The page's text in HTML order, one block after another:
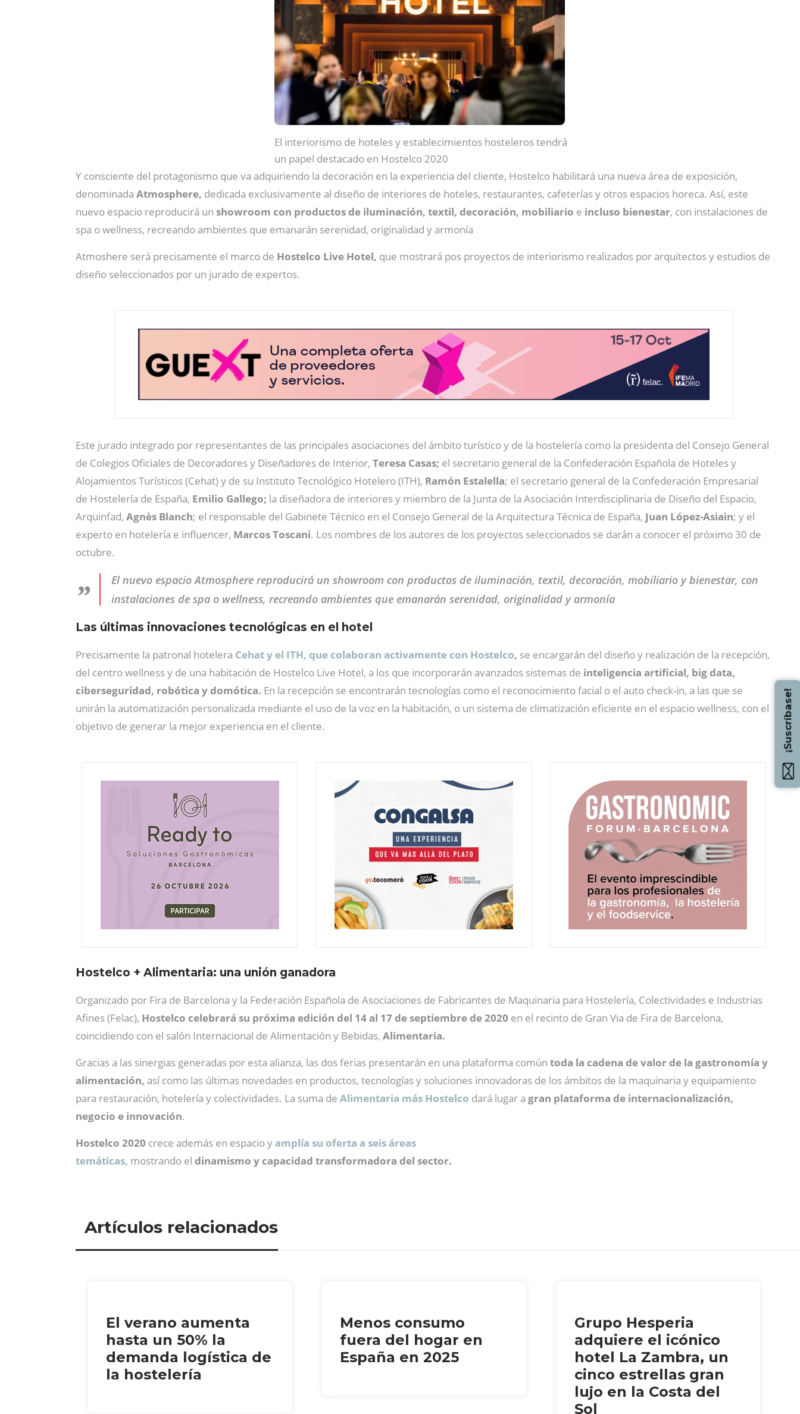
El interiorismo de hoteles y establecimientos hosteleros tendrá
un papel destacado en Hostelco 2020
Y consciente del protagonismo que va adquiriendo la decoración en la experiencia del cliente, Hostelco habilitará una nueva área de exposición,
denominada Atmosphere, dedicada exclusivamente al diseño de interiores de hoteles, restaurantes, cafeterías y otros espacios horeca. Así, este
nuevo espacio reproducirá un showroom con productos de iluminación, textil, decoración, mobiliario e incluso bienestar, con instalaciones de
spa o wellness, recreando ambientes que emanarán serenidad, originalidad y armonía
Atmoshere será precisamente el marco de Hostelco Live Hotel, que mostrará pos proyectos de interiorismo realizados por arquitectos y estudios de
diseño seleccionados por un jurado de expertos.
Este jurado integrado por representantes de las principales asociaciones del ámbito turístico y de la hostelería como la presidenta del Consejo General
de Colegios Oficiales de Decoradores y Diseñadores de Interior, Teresa Casas; el secretario general de la Confederación Española de Hoteles y
Alojamientos Turísticos (Cehat) y de su Instituto Tecnológico Hotelero (ITH), Ramón Estalella; el secretario general de la Confederación Empresarial
de Hostelería de España, Emilio Gallego; la diseñadora de interiores y miembro de la Junta de la Asociación Interdisciplinaria de Diseño del Espacio,
Arquinfad, Agnès Blanch; el responsable del Gabinete Técnico en el Consejo General de la Arquitectura Técnica de España, Juan López-Asiain; y el
experto en hotelería e influencer, Marcos Toscani. Los nombres de los autores de los proyectos seleccionados se darán a conocer el próximo 30 de
octubre.
El nuevo espacio Atmosphere reproducirá un showroom con productos de iluminación, textil, decoración, mobiliario y bienestar, con
instalaciones de spa o wellness, recreando ambientes que emanarán serenidad, originalidad y armonía
Las últimas innovaciones tecnológicas en el hotel
Precisamente la patronal hotelera Cehat y el ITH, que colaboran activamente con Hostelco, se encargarán del diseño y realización de la recepción,
del centro wellness y de una habitación de Hostelco Live Hotel, a los que incorporarán avanzados sistemas de inteligencia artificial, big data,
ciberseguridad, robótica y domótica. En la recepción se encontrarán tecnologías como el reconocimiento facial o el auto check-in, a las que se
unirán la automatización personalizada mediante el uso de la voz en la habitación, o un sistema de climatización eficiente en el espacio wellness, con el
objetivo de generar la mejor experiencia en el cliente.
Hostelco + Alimentaria: una unión ganadora
Organizado por Fira de Barcelona y la Federación Española de Asociaciones de Fabricantes de Maquinaria para Hostelería, Colectividades e Industrias
Afines (Felac), Hostelco celebrará su próxima edición del 14 al 17 de septiembre de 2020 en el recinto de Gran Via de Fira de Barcelona,
coincidiendo con el salón Internacional de Alimentación y Bebidas, Alimentaria.
Gracias a las sinergias generadas por esta alianza, las dos ferias presentarán en una plataforma común toda la cadena de valor de la gastronomía y
alimentación, así como las últimas novedades en productos, tecnologías y soluciones innovadoras de los ámbitos de la maquinaria y equipamiento
para restauración, hotelería y colectividades. La suma de Alimentaria más Hostelco dará lugar a gran plataforma de internacionalización,
negocio e innovación.
Hostelco 2020 crece además en espacio y amplía su oferta a seis áreas
temáticas, mostrando el dinamismo y capacidad transformadora del sector.
Artículos relacionados
El verano aumenta
hasta un 50% la
demanda logística de
la hostelería
Menos consumo
fuera del hogar en
España en 2025
Grupo Hesperia
adquiere el icónico
hotel La Zambra, un
cinco estrellas gran
lujo en la Costa del
Sol
¡Suscríbase!